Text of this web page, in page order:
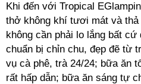
Khi đến với Tropical
thở không khí tươi mát và
không cần phải lo lắng bất
chuẩn bị chỉn chu, đẹp đẽ từ
vụ cà phê, trà 24/24; bữa ăn
rất hấp dẫn; bữa ăn sáng tự